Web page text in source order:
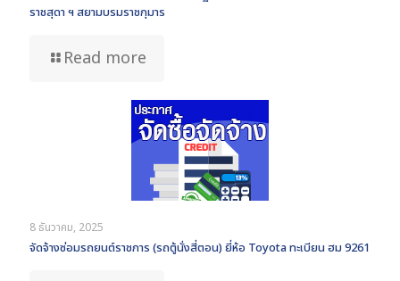
ราชสุดา ฯ สยามบรมราชกุมาร
Read more
8 ธันวาคม, 2025
จัดจ้างซ่อมรถยนต์ราชการ (รถตู้นั่งสี่ตอน) ยี่ห้อ Toyota ทะเบียน ฮม 9261